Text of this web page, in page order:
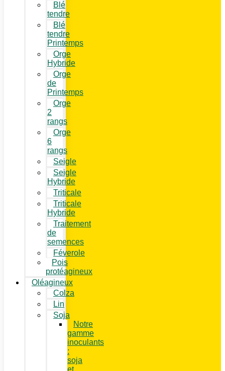
Blé
tendre
Blé
tendre
Printemps
Orge
Hybride
Orge
de
Printemps
Orge
2
rangs
Orge
6
rangs
Seigle
Seigle
Hybride
Triticale
Triticale
Hybride
Traitement
de
semences
Féverole
Pois
protéagineux
Oléagineux
Colza
Lin
Soja
Notre
gamme
inoculants
:
soja
et